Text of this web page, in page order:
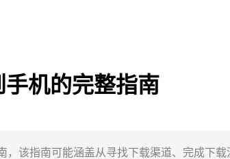
机的完整指南
该指南可能涵盖从寻找下载渠道、完成下